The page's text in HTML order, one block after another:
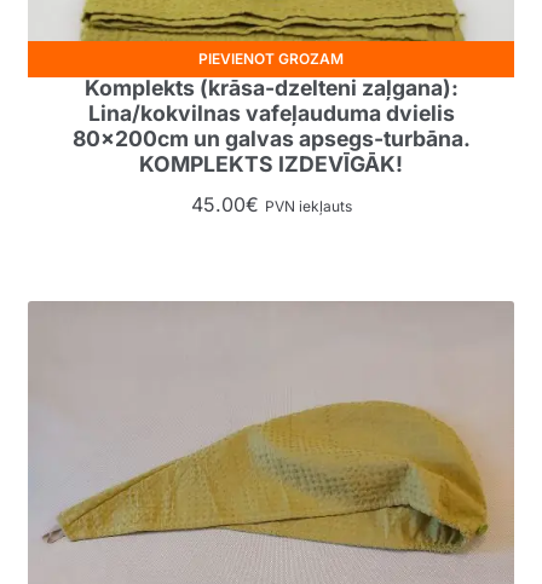
Komplekts (krāsa-dzelteni zaļgana):
Lina/kokvilnas vafeļauduma dvielis
80x200cm un galvas apsegs-turbāna.
KOMPLEKTS IZDEVĪGĀK!
45.00€ PVN iekļauts
PIEVIENOT GROZAM